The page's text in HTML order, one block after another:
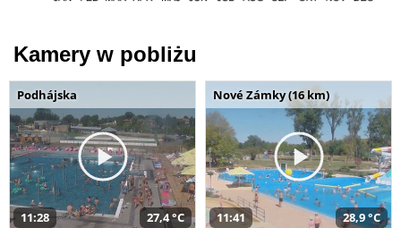
Kamery w pobliżu
Podhájska
11:28 27,4 °C
Nové Zámky (16 km)
11:41 28,9 °C